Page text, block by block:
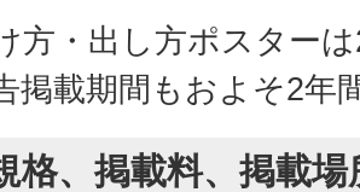
方・出し方ポスター
掲載期間もおよそ2年
格、掲載料、掲載